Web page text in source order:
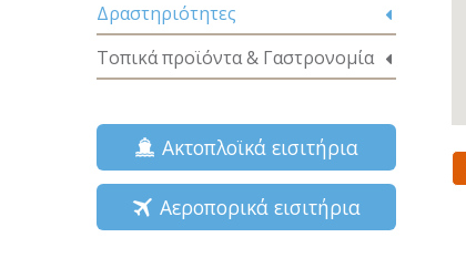
Δραστηριότητες
Τοπικά προϊόντα & Γαστρονομία
Ακτοπλοϊκά εισιτήρια
Αεροπορικά εισιτήρια